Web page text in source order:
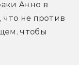
Анно в
, что не против
чтобы